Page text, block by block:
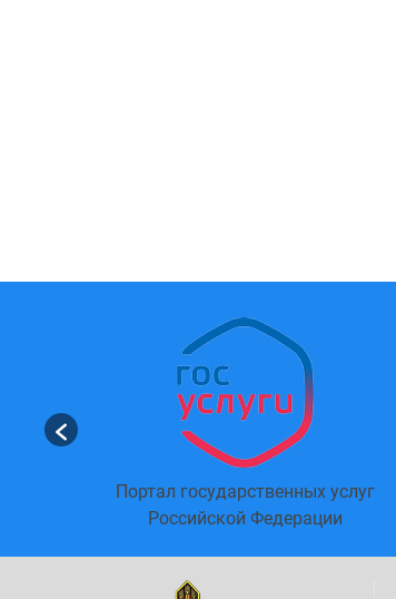
Портал государственных услуг
Российской Федерации